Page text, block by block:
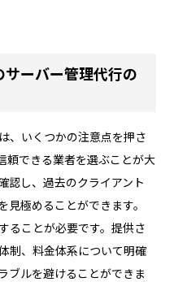
サーバー管理代行の
、いくつかの注意点を押さ
頼できる業者を選ぶことが大
認し、過去のクライアント
極めることができます。
ることが必要です。提供さ
制、料金体系について明確
ブルを避けることができま